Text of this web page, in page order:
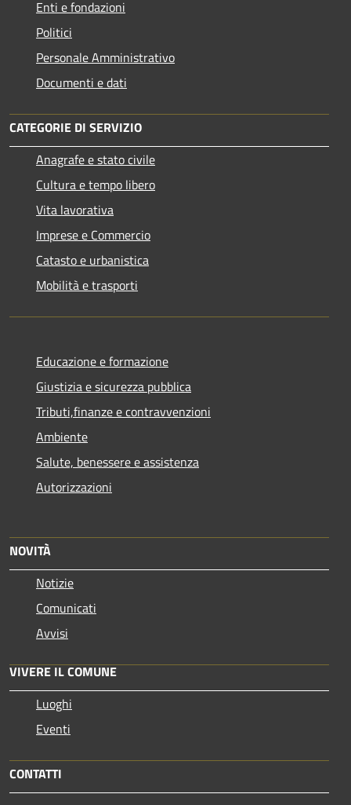
Enti e fondazioni
Politici
Personale Amministrativo
Documenti e dati
CATEGORIE DI SERVIZIO
Anagrafe e stato civile
Cultura e tempo libero
Vita lavorativa
Imprese e Commercio
Catasto e urbanistica
Mobilità e trasporti
Educazione e formazione
Giustizia e sicurezza pubblica
Tributi,finanze e contravvenzioni
Ambiente
Salute, benessere e assistenza
Autorizzazioni
NOVITÀ
Notizie
Comunicati
Avvisi
VIVERE IL COMUNE
Luoghi
Eventi
CONTATTI